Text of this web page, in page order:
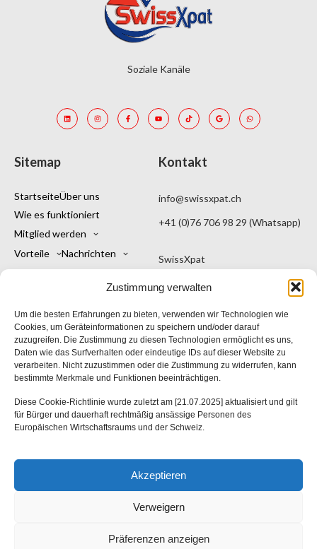
Zustimmung verwalten
Um die besten Erfahrungen zu bieten, verwenden wir Technologien wie
Cookies, um Geräteinformationen zu speichern und/oder darauf
zuzugreifen. Die Zustimmung zu diesen Technologien ermöglicht es uns,
Daten wie das Surfverhalten oder eindeutige IDs auf dieser Website zu
verarbeiten. Nicht zuzustimmen oder die Zustimmung zu widerrufen, kann
bestimmte Merkmale und Funktionen beeinträchtigen.
Diese Cookie-Richtlinie wurde zuletzt am [21.07.2025] aktualisiert und gilt
für Bürger und dauerhaft rechtmäßig ansässige Personen des
Europäischen Wirtschaftsraums und der Schweiz.
Akzeptieren
Verweigern
Präferenzen anzeigen
Soziale Kanäle
Sitemap
StartseiteÜber uns
Wie es funktioniert
Mitglied werden
Vorteile
Nachrichten
Kontakt
Mein Konto
Kontakt
info@swissxpat.ch
+41 (0)76 706 98 29 (Whatsapp)
SwissXpat
Eine Marke von Kintu Sagl
6900 Lugano TI
Schweiz
Datenschutzerklärung
Deutsch Français